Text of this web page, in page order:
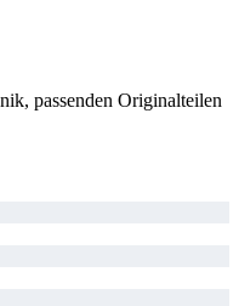
passenden Originalteilen